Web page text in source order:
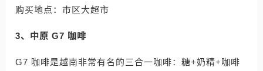
购买地点：市区大超市
3、中原 G7 咖啡
G7 咖啡是越南非常有名的三合一咖啡：糖+奶精+咖啡